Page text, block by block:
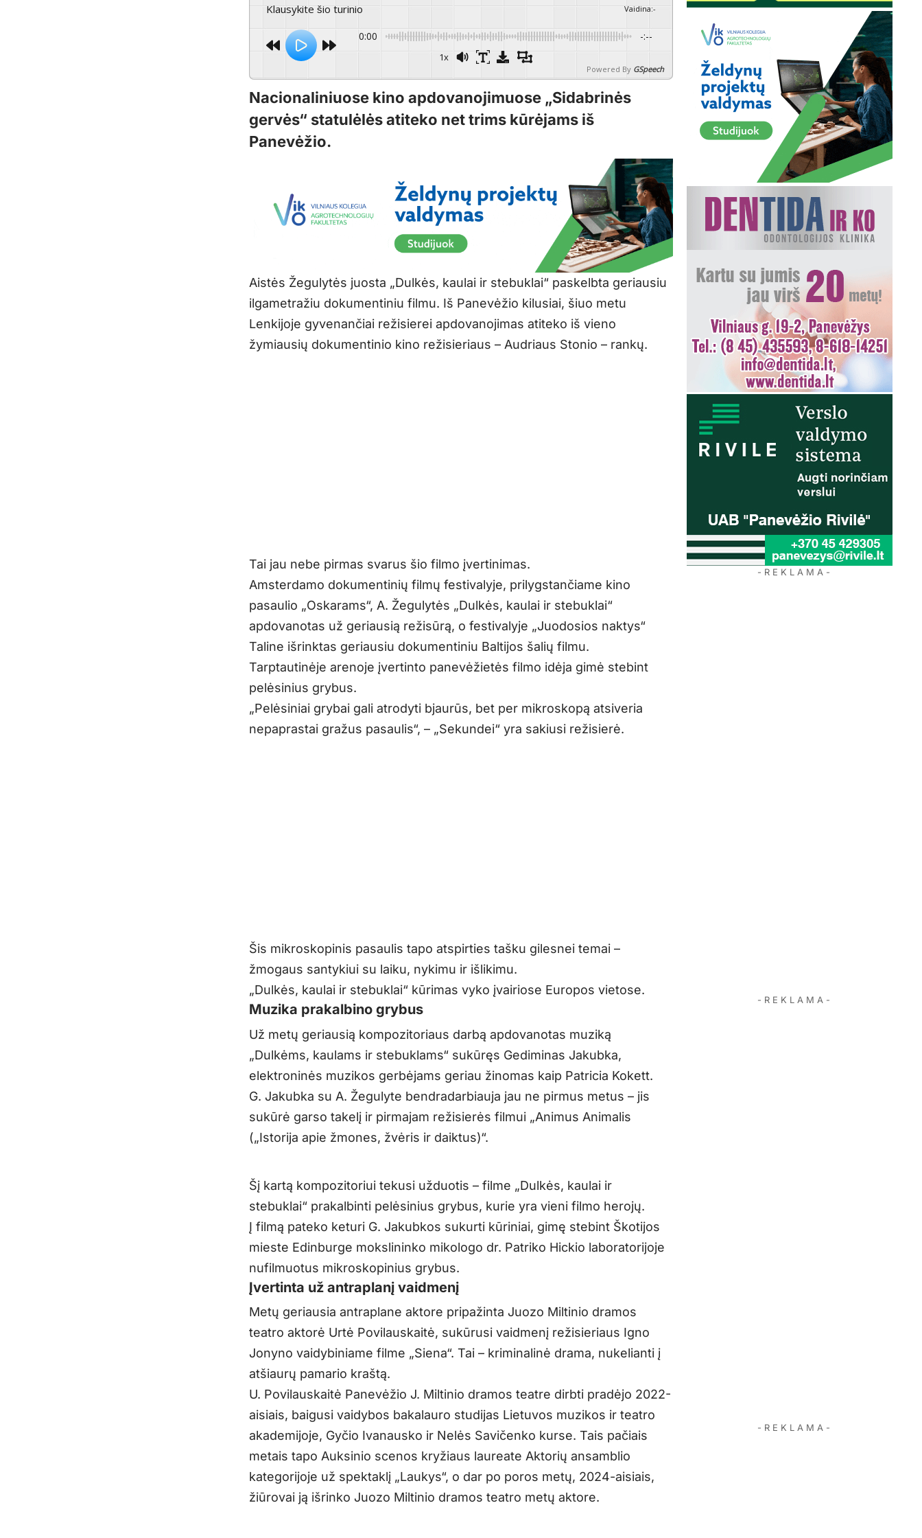
Klausykite šio turinio Vaidina:-
0:00 -:--
1x
Powered By GSpeech
Nacionaliniuose kino apdovanojimuose „Sidabrinės
gervės“ statulėlės atiteko net trims kūrėjams iš
Panevėžio.
Aistės Žegulytės juosta „Dulkės, kaulai ir stebuklai“ paskelbta geriausiu
ilgametražiu dokumentiniu filmu. Iš Panevėžio kilusiai, šiuo metu
Lenkijoje gyvenančiai režisierei apdovanojimas atiteko iš vieno
žymiausių dokumentinio kino režisieriaus – Audriaus Stonio – rankų.
Tai jau nebe pirmas svarus šio filmo įvertinimas.
Amsterdamo dokumentinių filmų festivalyje, prilygstančiame kino
pasaulio „Oskarams“, A. Žegulytės „Dulkės, kaulai ir stebuklai“
apdovanotas už geriausią režisūrą, o festivalyje „Juodosios naktys“
Taline išrinktas geriausiu dokumentiniu Baltijos šalių filmu.
Tarptautinėje arenoje įvertinto panevėžietės filmo idėja gimė stebint
pelėsinius grybus.
„Pelėsiniai grybai gali atrodyti bjaurūs, bet per mikroskopą atsiveria
nepaprastai gražus pasaulis“, – „Sekundei“ yra sakiusi režisierė.
Šis mikroskopinis pasaulis tapo atspirties tašku gilesnei temai –
žmogaus santykiui su laiku, nykimu ir išlikimu.
„Dulkės, kaulai ir stebuklai“ kūrimas vyko įvairiose Europos vietose.
Muzika prakalbino grybus
Už metų geriausią kompozitoriaus darbą apdovanotas muziką
„Dulkėms, kaulams ir stebuklams“ sukūręs Gediminas Jakubka,
elektroninės muzikos gerbėjams geriau žinomas kaip Patricia Kokett.
G. Jakubka su A. Žegulyte bendradarbiauja jau ne pirmus metus – jis
sukūrė garso takelį ir pirmajam režisierės filmui „Animus Animalis
(„Istorija apie žmones, žvėris ir daiktus)“.
Šį kartą kompozitoriui tekusi užduotis – filme „Dulkės, kaulai ir
stebuklai“ prakalbinti pelėsinius grybus, kurie yra vieni filmo herojų.
Į filmą pateko keturi G. Jakubkos sukurti kūriniai, gimę stebint Škotijos
mieste Edinburge mokslininko mikologo dr. Patriko Hickio laboratorijoje
nufilmuotus mikroskopinius grybus.
Įvertinta už antraplanį vaidmenį
Metų geriausia antraplane aktore pripažinta Juozo Miltinio dramos
teatro aktorė Urtė Povilauskaitė, sukūrusi vaidmenį režisieriaus Igno
Jonyno vaidybiniame filme „Siena“. Tai – kriminalinė drama, nukelianti į
atšiaurų pamario kraštą.
U. Povilauskaitė Panevėžio J. Miltinio dramos teatre dirbti pradėjo 2022-
aisiais, baigusi vaidybos bakalauro studijas Lietuvos muzikos ir teatro
akademijoje, Gyčio Ivanausko ir Nelės Savičenko kurse. Tais pačiais
metais tapo Auksinio scenos kryžiaus laureate Aktorių ansamblio
kategorijoje už spektaklį „Laukys“, o dar po poros metų, 2024-aisiais,
žiūrovai ją išrinko Juozo Miltinio dramos teatro metų aktore.
- R E K L A M A -
- R E K L A M A -
- R E K L A M A -